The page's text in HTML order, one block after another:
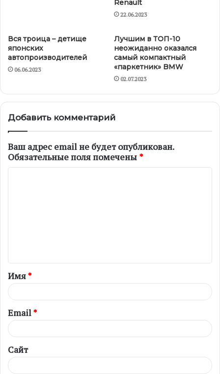
Renault
22.06.2023
Вся троица – детище
японских
автопроизводителей
06.06.2023
Лучшим в ТОП-10
неожиданно оказался
самый компактный
«паркетник» BMW
02.07.2023
Добавить комментарий
Ваш адрес email не будет опубликован.
Обязательные поля помечены *
т
а
р
и
й
*
Имя*
Email*
Сайт